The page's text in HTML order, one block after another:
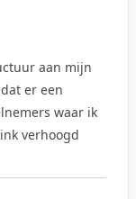
aan mijn
er een
waar ik
verhoogd